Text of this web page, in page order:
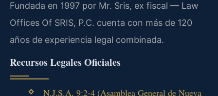
Fundada en 1997 por Mr. Sris, ex fiscal — Law
Offices Of SRIS, P.C. cuenta con más de 120
años de experiencia legal combinada.
Recursos Legales Oficiales
N.J.S.A. 9:2-4 (Asamblea General de Nueva